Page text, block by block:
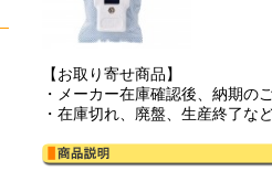
【お取り寄せ商品】
・メーカー在庫確認後、納期の
・在庫切れ、廃盤、生産終了な